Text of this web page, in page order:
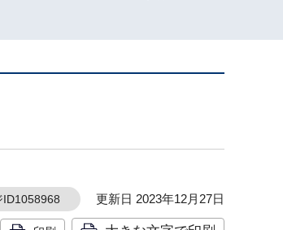
ID1058968 更新日 2023年12月27日